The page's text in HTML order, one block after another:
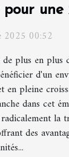
une
?
2025 00:52
plus en plus
d'un
en pleine
dans cet
la
des